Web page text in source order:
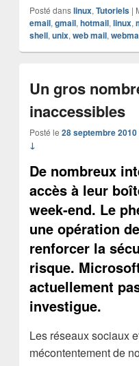
Posté dans linux, Tutoriels |
email, gmail, hotmail, linux,
shell, unix, web mail,
Un gros
inaccessibles
Posté le 28 septembre 2010
↓
De nombreux
accès à leur
week-end. Le
une opération
renforcer la
risque.
actuellement
investigue.
Les réseaux sociaux
mécontentement de